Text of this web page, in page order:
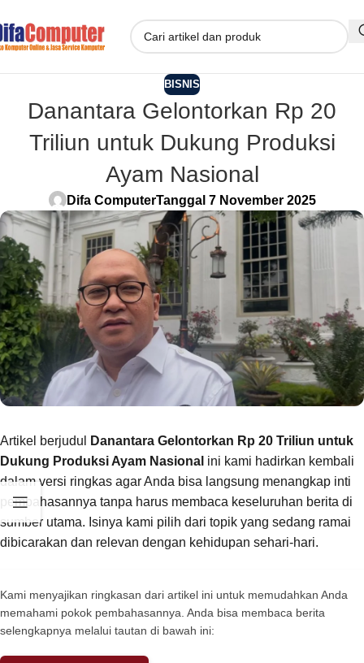
BISNIS
Danantara Gelontorkan Rp 20
Triliun untuk Dukung Produksi
Ayam Nasional
Difa ComputerTanggal 7 November 2025
Artikel berjudul
Danantara Gelontorkan Rp 20 Triliun untuk
Dukung Produksi Ayam Nasional ini kami hadirkan kembali
dalam versi ringkas agar Anda bisa langsung menangkap inti
pembahasannya tanpa harus membaca keseluruhan berita di
sumber utama. Isinya kami pilih dari topik yang sedang ramai
dibicarakan dan relevan dengan kehidupan sehari-hari.
Kami menyajikan ringkasan dari artikel ini untuk memudahkan Anda
memahami pokok pembahasannya. Anda bisa membaca berita
selengkapnya melalui tautan di bawah ini: